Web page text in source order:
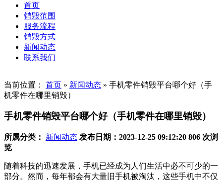
首页
销毁范围
服务流程
销毁方式
新闻动态
联系我们
当前位置： 首页 » 新闻动态 » 手机零件销毁平台哪个好（手
机零件在哪里销毁）
手机零件销毁平台哪个好（手机零件在哪里销毁）
所属分类： 新闻动态 发布日期：2023-12-25 09:12:20 806 次浏
览
随着科技的迅速发展，手机已经成为人们生活中必不可少的一
部分。然而，每年都会有大量旧手机被淘汰，这些手机中不仅